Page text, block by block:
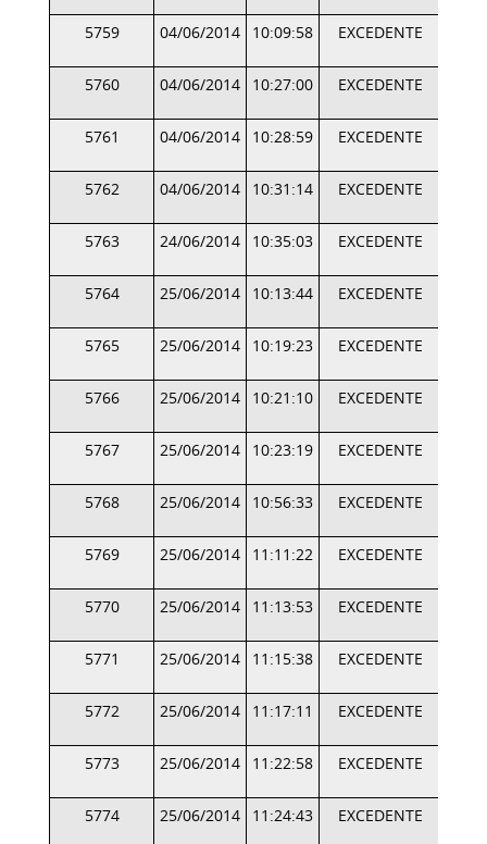
5759 04/06/2014 10:09:58 EXCEDENTE
5760 04/06/2014 10:27:00 EXCEDENTE
5761 04/06/2014 10:28:59 EXCEDENTE
5762 04/06/2014 10:31:14 EXCEDENTE
5763 24/06/2014 10:35:03 EXCEDENTE
5764 25/06/2014 10:13:44 EXCEDENTE
5765 25/06/2014 10:19:23 EXCEDENTE
5766 25/06/2014 10:21:10 EXCEDENTE
5767 25/06/2014 10:23:19 EXCEDENTE
5768 25/06/2014 10:56:33 EXCEDENTE
5769 25/06/2014 11:11:22 EXCEDENTE
5770 25/06/2014 11:13:53 EXCEDENTE
5771 25/06/2014 11:15:38 EXCEDENTE
5772 25/06/2014 11:17:11 EXCEDENTE
5773 25/06/2014 11:22:58 EXCEDENTE
5774 25/06/2014 11:24:43 EXCEDENTE